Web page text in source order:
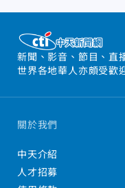
新聞、影音、節目、直
世界各地華人亦頗受歡
關於我們
中天介紹
人才招募